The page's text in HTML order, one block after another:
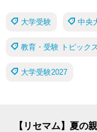
大学受験 中央
教育・受験 トピック
大学受験2027
【リセマム】夏の